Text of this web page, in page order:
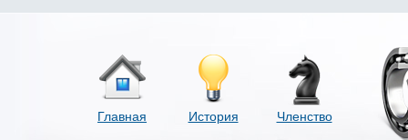
Главная История Членство